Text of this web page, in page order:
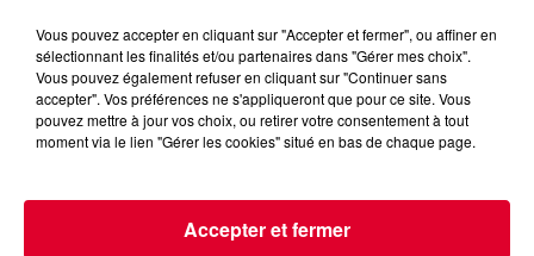
Mardi 05 mars :
La music story du jour c’est celle de Disclosure…
Passionné et véritablement passionnant… plongée
Vous pouvez accepter en cliquant sur "Accepter et fermer", ou affiner en
sélectionnant les finalités et/ou partenaires dans "Gérer mes choix".
Vous pouvez également refuser en cliquant sur "Continuer sans
accepter". Vos préférences ne s'appliqueront que pour ce site. Vous
pouvez mettre à jour vos choix, ou retirer votre consentement à tout
moment via le lien "Gérer les cookies" situé en bas de chaque page.
Accepter et fermer